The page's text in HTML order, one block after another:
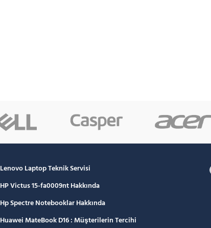
Lenovo Laptop Teknik Servisi
HP Victus 15-fa0009nt Hakkında
Hp Spectre Notebooklar Hakkında
Huawei MateBook D16 : Müşterilerin Tercihi